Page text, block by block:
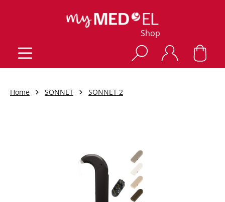
Shop
Home SONNET SONNET 2